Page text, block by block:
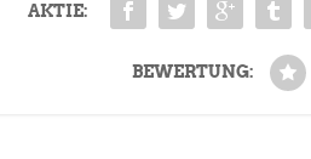
AKTIE:
BEWERTUNG: